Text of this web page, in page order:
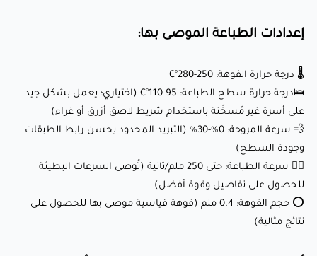
هذا الخيط مثالي لمجموعة واسعة من المشاريع، بما في ذلك:
🛠️ الأجزاء الوظيفية: طباعة تروس قوية، أقواس، مقابض أدوات،
وأجزاء أخرى ذات حمل زائد مع قوة محسنة.
🚗 مكونات السيارات: إنشاء أجزاء متينة ومقاومة للحرارة
لتطبيقات السيارات، مثل الأقواس أو الحافظات.
🎁 هدايا مخصصة: اصنع هدايا شخصية مثل السلاسل المفاتيح،
إعدادات الطباعة الموصى بها:
🌡️ درجة حرارة الفوهة: 250-280°C
🛌درجة حرارة سطح الطباعة: 95-110°C (اختياري؛ يعمل بشكل جيد
على أسرة غير مُسخّنة باستخدام شريط لاصق أزرق أو غراء)
💨 سرعة المروحة: 0%-30% (التبريد المحدود يحسن رابط الطبقات
وجودة السطح)
🏃‍♂️ سرعة الطباعة: حتى 250 ملم/ثانية (تُوصى السرعات البطيئة
للحصول على تفاصيل وقوة أفضل)
⭕ حجم الفوهة: 0.4 ملم (فوهة قياسية موصى بها للحصول على
نتائج مثالية)